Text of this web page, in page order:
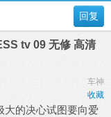
回复
tv 09 无修 高清
车神
收藏
大的决心试图要向爱